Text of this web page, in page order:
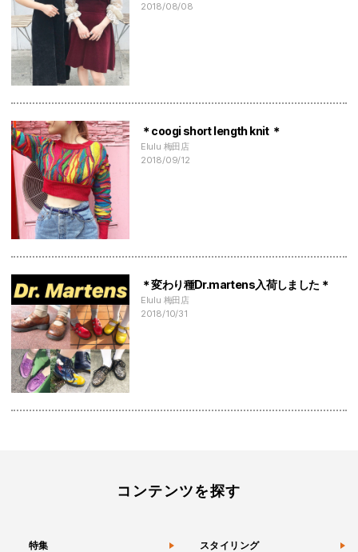
2018/08/08
＊coogi short length knit ＊
Elulu 梅田店
2018/09/12
＊変わり種Dr.martens入荷しました＊
Elulu 梅田店
2018/10/31
コンテンツを探す
特集 スタイリング